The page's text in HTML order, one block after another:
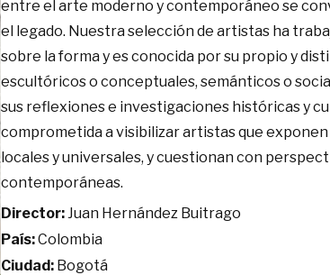
entre el arte moderno y contemporáneo se
el legado. Nuestra selección de artistas ha
sobre la forma y es conocida por su propio y
escultóricos o conceptuales, semánticos o
sus reflexiones e investigaciones históricas y
comprometida a visibilizar artistas que
locales y universales, y cuestionan con
contemporáneas.
Director:Juan Hernández Buitrago
País:Colombia
Ciudad: Bogotá